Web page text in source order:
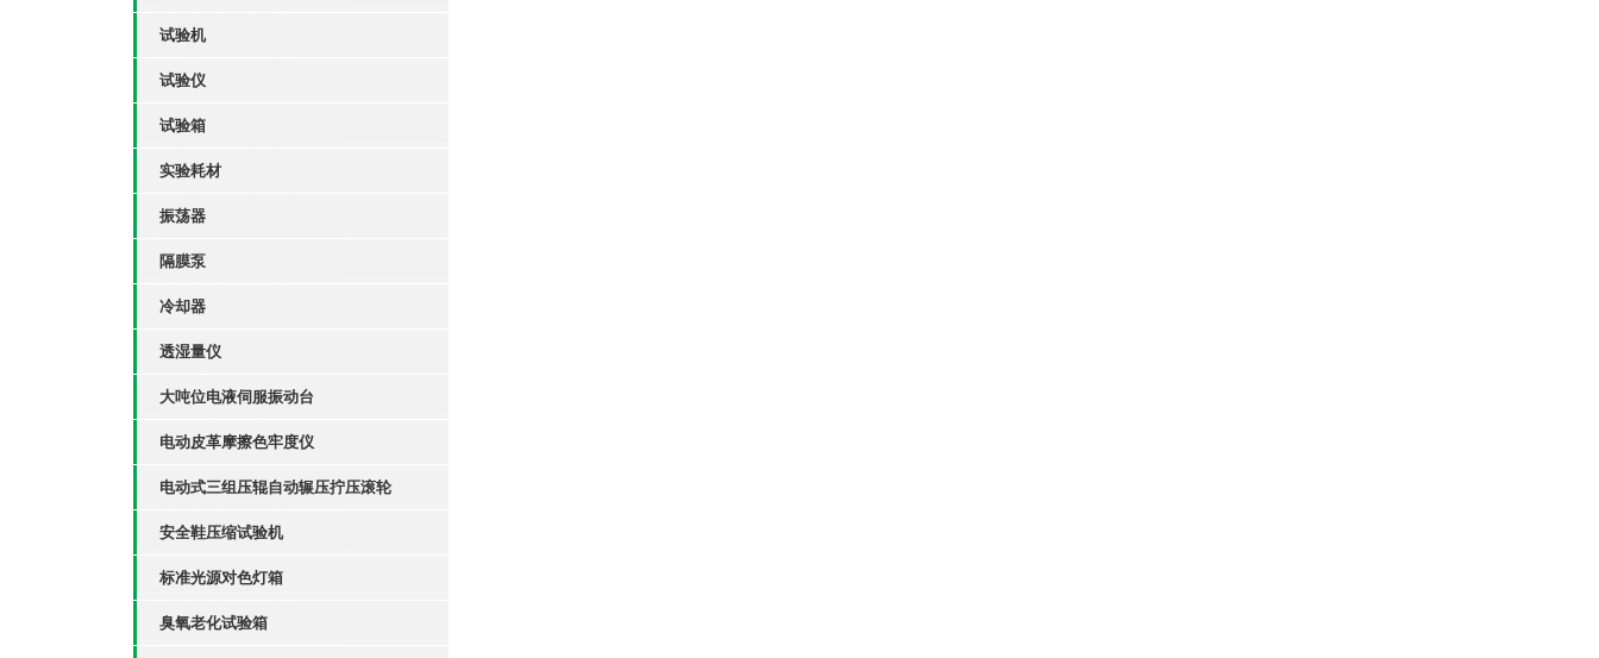
试验机
试验仪
试验箱
实验耗材
振荡器
隔膜泵
冷却器
透湿量仪
大吨位电液伺服振动台
电动皮革摩擦色牢度仪
电动式三组压辊自动辗压拧压滚轮
安全鞋压缩试验机
标准光源对色灯箱
臭氧老化试验箱